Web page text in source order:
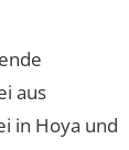
aus
in Hoya und